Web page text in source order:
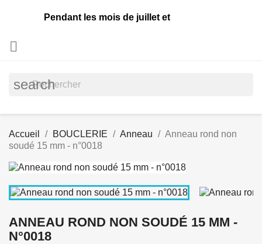
Pendant les mois de juillet et août, les

search
Accueil BOUCLERIE Anneau
Anneau rond non
soudé 15 mm - n°0018
ANNEAU ROND NON SOUDÉ 15 MM -
N°0018